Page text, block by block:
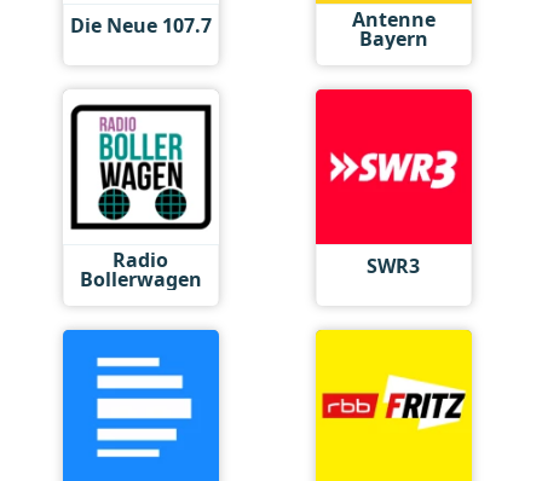
Die Neue 107.7 Antenne
Bayern
Radio
Bollerwagen SWR3